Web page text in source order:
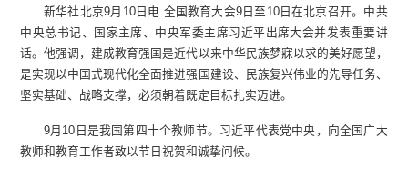
新华社北京9月10日电 全国教育大会9日至10日在北京召开。中共
中央总书记、国家主席、中央军委主席习近平出席大会并发表重要讲
话。他强调，建成教育强国是近代以来中华民族梦寐以求的美好愿望，
是实现以中国式现代化全面推进强国建设、民族复兴伟业的先导任务、
坚实基础、战略支撑，必须朝着既定目标扎实迈进。
9月10日是我国第四十个教师节。习近平代表党中央，向全国广大
教师和教育工作者致以节日祝贺和诚挚问候。